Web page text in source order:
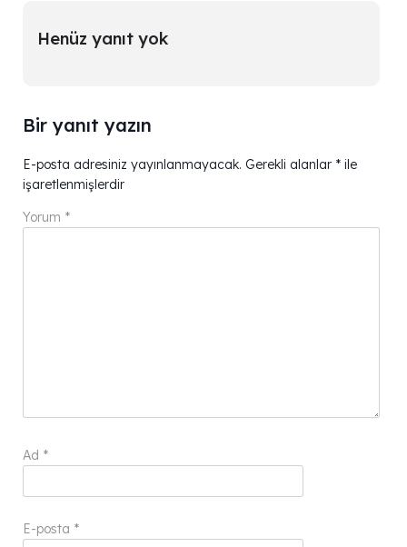
Henüz yanıt yok
Bir yanıt yazın
E-posta adresiniz yayınlanmayacak. Gerekli alanlar * ile
işaretlenmişlerdir
Yorum *
Ad *
E-posta *